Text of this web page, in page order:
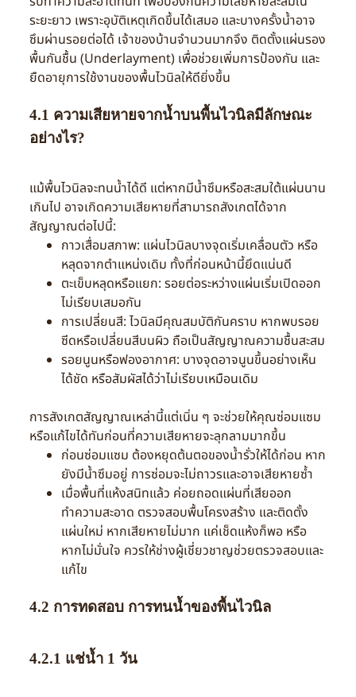
ระยะยาว เพราะอุบัติเหตุเกิดขึ้นได้เสมอ และบางครั้งน้ำอาจ
ซึมผ่านรอยต่อได้ เจ้าของบ้านจำนวนมากจึง ติดตั้งแผ่นรอง
พื้นกันชื้น (Underlayment) เพื่อช่วยเพิ่มการป้องกัน และ
ยืดอายุการใช้งานของพื้นไวนิลให้ดียิ่งขึ้น
4.1 ความเสียหายจากน้ำบนพื้นไวนิลมีลักษณะ
อย่างไร?
แม้พื้นไวนิลจะทนน้ำได้ดี แต่หากมีน้ำซึมหรือสะสมใต้แผ่นนาน
เกินไป อาจเกิดความเสียหายที่สามารถสังเกตได้จาก
สัญญาณต่อไปนี้:
กาวเสื่อมสภาพ: แผ่นไวนิลบางจุดเริ่มเคลื่อนตัว หรือ
หลุดจากตำแหน่งเดิม ทั้งที่ก่อนหน้านี้ยึดแน่นดี
ตะเข็บหลุดหรือแยก: รอยต่อระหว่างแผ่นเริ่มเปิดออก
ไม่เรียบเสมอกัน
การเปลี่ยนสี: ไวนิลมีคุณสมบัติกันคราบ หากพบรอย
ซีดหรือเปลี่ยนสีบนผิว ถือเป็นสัญญาณความชื้นสะสม
รอยนูนหรือฟองอากาศ: บางจุดอาจนูนขึ้นอย่างเห็น
ได้ชัด หรือสัมผัสได้ว่าไม่เรียบเหมือนเดิม
การสังเกตสัญญาณเหล่านี้แต่เนิ่น ๆ จะช่วยให้คุณซ่อมแซม
หรือแก้ไขได้ทันก่อนที่ความเสียหายจะลุกลามมากขึ้น
ก่อนซ่อมแซม ต้องหยุดต้นตอของน้ำรั่วให้ได้ก่อน หาก
ยังมีน้ำซึมอยู่ การซ่อมจะไม่ถาวรและอาจเสียหายซ้ำ
เมื่อพื้นที่แห้งสนิทแล้ว ค่อยถอดแผ่นที่เสียออก
ทำความสะอาด ตรวจสอบพื้นโครงสร้าง และติดตั้ง
แผ่นใหม่ หากเสียหายไม่มาก แค่เช็ดแห้งก็พอ หรือ
หากไม่มั่นใจ ควรให้ช่างผู้เชี่ยวชาญช่วยตรวจสอบและ
แก้ไข
4.2 การทดสอบ การทนน้ำของพื้นไวนิล
4.2.1 แช่น้ำ 1 วัน